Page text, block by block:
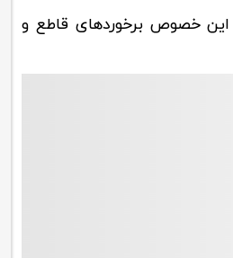
این خصوص برخوردهای قاطع و